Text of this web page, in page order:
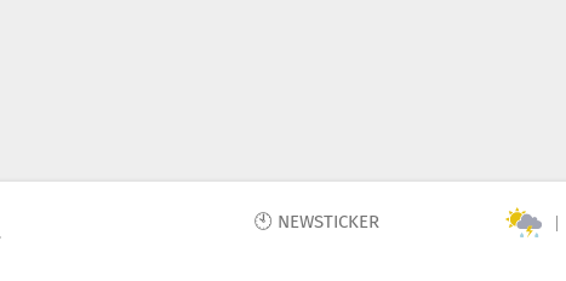
🕙 NEWSTICKER |